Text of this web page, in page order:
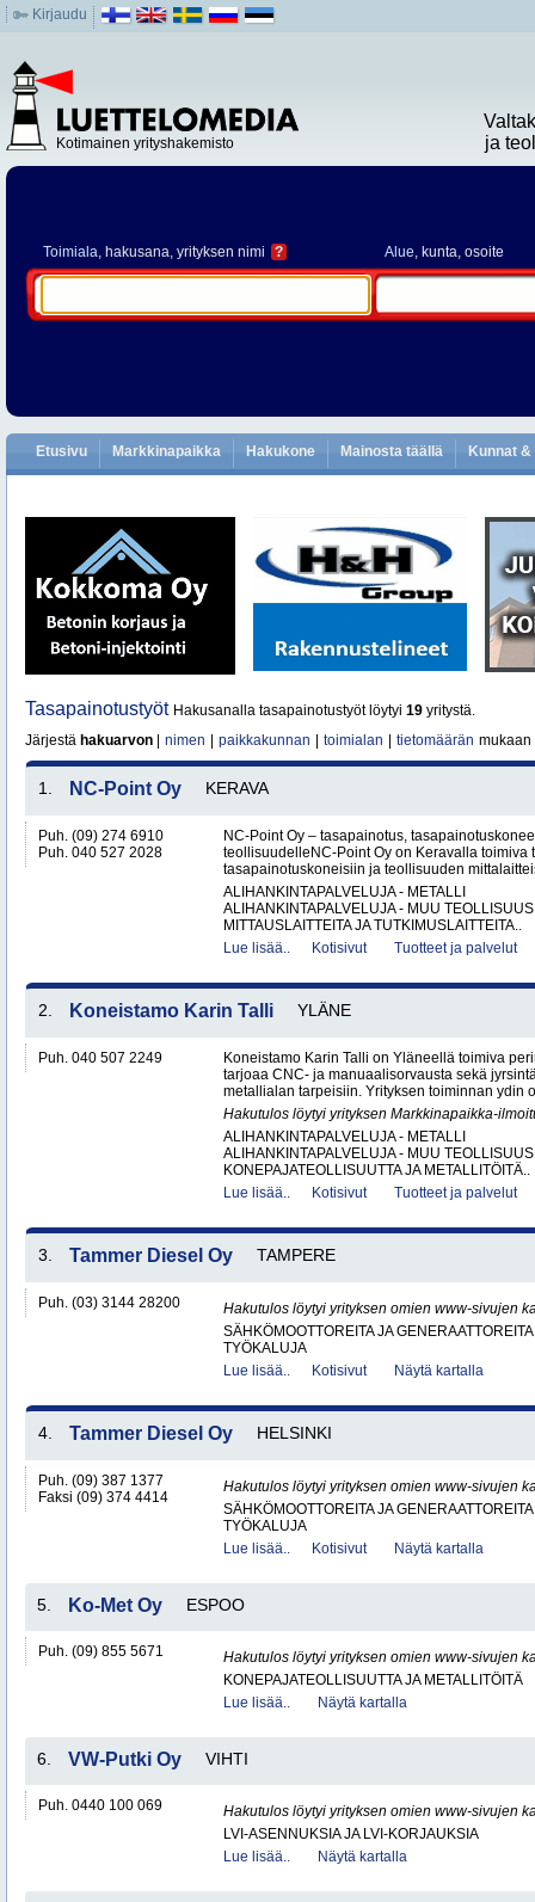
Kirjaudu
Kotimainen yrityshakemisto
ja
Toimiala, hakusana, yrityksen nimi ? Alue, kunta, osoite
Etusivu Markkinapaikka Hakukone Mainosta täällä Kunnat
Tasapainotustyöt Hakusanalla tasapainotustyöt löytyi 19 yritystä.
Järjestä hakuarvon nimen paikkakunnan toimialan tietomäärän mukaan
1. NC-Point Oy KERAVA
Puh. (09) 274 6910
Puh. 040 527 2028
NC-Point Oy – tasapainotus,
teollisuudelleNC-Point Oy on Keravalla toimiva
tasapainotuskoneisiin ja teollisuuden
ALIHANKINTAPALVELUJA - METALLI
ALIHANKINTAPALVELUJA - MUU TEOLLISUUS
MITTAUSLAITTEITA JA TUTKIMUSLAITTEITA..
Lue lisää..
Kotisivut Tuotteet ja palvelut
2. Koneistamo Karin Talli YLÄNE
Puh. 040 507 2249
Koneistamo Karin Talli on Yläneellä toimiva
tarjoaa CNC- ja manuaalisorvausta sekä
metallialan tarpeisiin. Yrityksen toiminnan ydin
Hakutulos löytyi yrityksen Markkinapaikka-
ALIHANKINTAPALVELUJA - METALLI
ALIHANKINTAPALVELUJA - MUU TEOLLISUUS
KONEPAJATEOLLISUUTTA JA METALLITÖITÄ..
Lue lisää..
Kotisivut Tuotteet ja palvelut
3. Tammer Diesel Oy TAMPERE
Puh. (03) 3144 28200
Hakutulos löytyi yrityksen omien www-sivujen
SÄHKÖMOOTTOREITA JA GENERAATTOREITA
TYÖKALUJA
Lue lisää..
Kotisivut Näytä kartalla
4. Tammer Diesel Oy HELSINKI
Puh. (09) 387 1377
Faksi (09) 374 4414
Hakutulos löytyi yrityksen omien www-sivujen
SÄHKÖMOOTTOREITA JA GENERAATTOREITA
TYÖKALUJA
Lue lisää..
Kotisivut Näytä kartalla
5. Ko-Met Oy ESPOO
Puh. (09) 855 5671
Hakutulos löytyi yrityksen omien www-sivujen
KONEPAJATEOLLISUUTTA JA METALLITÖITÄ
Lue lisää..
Näytä kartalla
6. VW-Putki Oy VIHTI
Puh. 0440 100 069
Hakutulos löytyi yrityksen omien www-sivujen
LVI-ASENNUKSIA JA LVI-KORJAUKSIA
Lue lisää..
Näytä kartalla